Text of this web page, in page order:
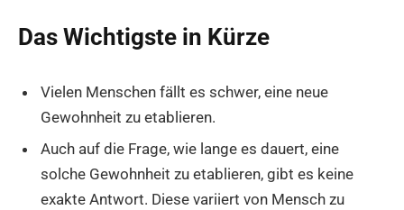
Das Wichtigste in Kürze
Vielen Menschen fällt es schwer, eine neue
Gewohnheit zu etablieren.
Auch auf die Frage, wie lange es dauert, eine
solche Gewohnheit zu etablieren, gibt es keine
exakte Antwort. Diese variiert von Mensch zu